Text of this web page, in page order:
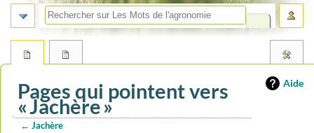
Aide
Pages qui pointent vers
« Jachère »
←Jachère